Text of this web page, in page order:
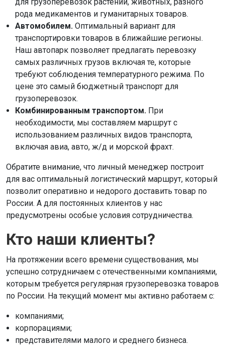
рода медикаментов и гуманитарных товаров.
Автомобилем. Оптимальный вариант для
транспортировки товаров в ближайшие регионы.
Наш автопарк позволяет предлагать перевозку
самых различных грузов включая те, которые
требуют соблюдения температурного режима. По
цене это самый бюджетный транспорт для
грузоперевозок.
Комбинированным транспортом. При
необходимости, мы составляем маршрут с
использованием различных видов транспорта,
включая авиа, авто, ж/д и морской фрахт.
Обратите внимание, что личный менеджер построит
для вас оптимальный логистический маршрут, который
позволит оперативно и недорого доставить товар по
России. А для постоянных клиентов у нас
предусмотрены особые условия сотрудничества.
Кто наши клиенты?
На протяжении всего времени существования, мы
успешно сотрудничаем с отечественными компаниями,
которым требуется регулярная грузоперевозка товаров
по России. На текущий момент мы активно работаем с:
компаниями;
корпорациями;
представителями малого и среднего бизнеса.